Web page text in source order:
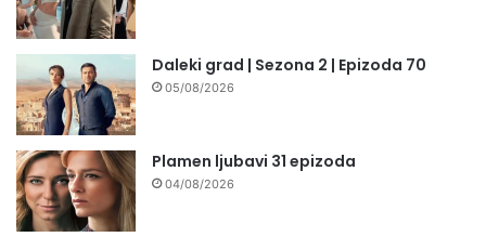
Daleki grad | Sezona 2 | Epizoda 70
05/08/2026
Plamen ljubavi 31 epizoda
04/08/2026